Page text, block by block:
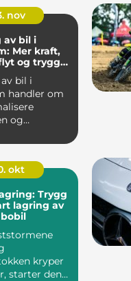
nov
av bil i
Mer kraft,
og trygg
bil i
handler om
og
okt
Trygg
lagring av
kryper
starter den